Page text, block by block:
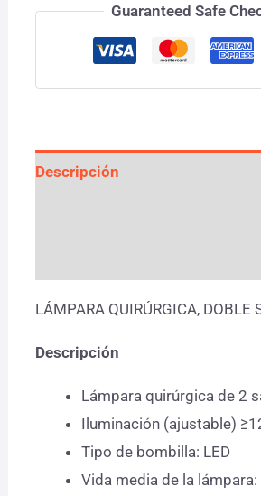
Guaranteed Safe
Descripción
LÁMPARA QUIRÚRGICA, DOBLE
Descripción
Lámpara quirúrgica de 2
Iluminación (ajustable)
Tipo de bombilla: LED
Vida media de la